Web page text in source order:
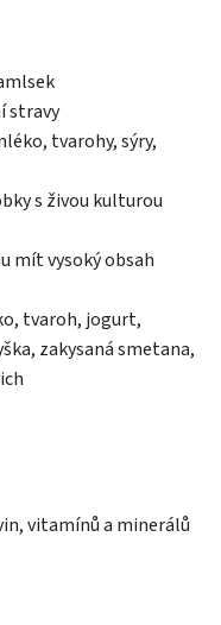
stravy
tvarohy, sýry,
s živou kulturou
mít vysoký obsah
tvaroh, jogurt,
zakysaná smetana,
vitamínů a minerálů